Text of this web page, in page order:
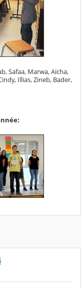
Safaa, Marwa, Aïcha,
Illias, Zineb, Bader,